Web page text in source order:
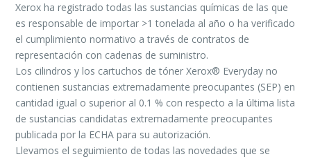
Xerox ha registrado todas las sustancias químicas de las que
es responsable de importar >1 tonelada al año o ha verificado
el cumplimiento normativo a través de contratos de
representación con cadenas de suministro.
Los cilindros y los cartuchos de tóner Xerox® Everyday no
contienen sustancias extremadamente preocupantes (SEP) en
cantidad igual o superior al 0.1 % con respecto a la última lista
de sustancias candidatas extremadamente preocupantes
publicada por la ECHA para su autorización.
Llevamos el seguimiento de todas las novedades que se